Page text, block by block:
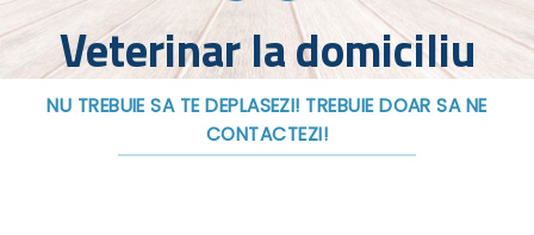
Veterinar la domiciliu
NU TREBUIE SA TE DEPLASEZI! TREBUIE DOAR SA NE
CONTACTEZI!